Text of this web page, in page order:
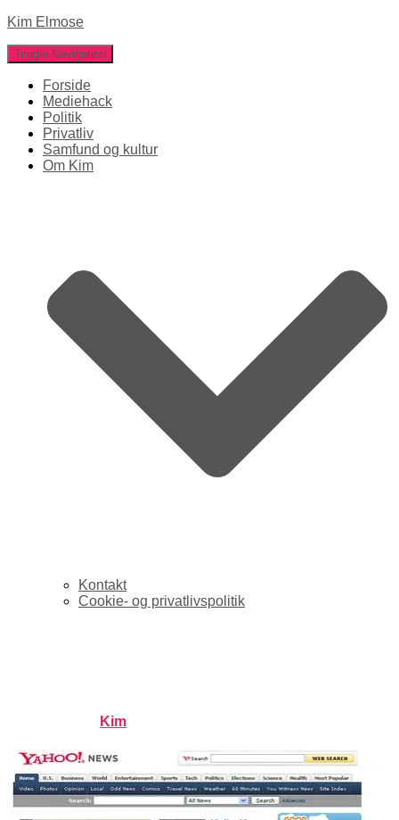
Kim Elmose
Toggle Navigation
Forside
Mediehack
Politik
Privatliv
Samfund og kultur
Om Kim
Kontakt
Cookie- og privatlivspolitik
Kim